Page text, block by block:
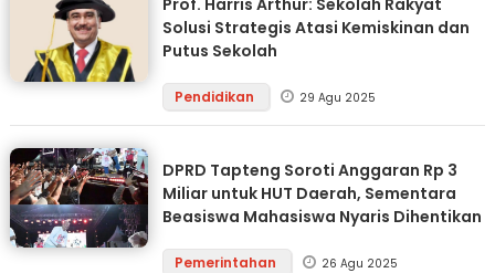
Prof. Harris Arthur: Sekolah Rakyat
Solusi Strategis Atasi Kemiskinan dan
Putus Sekolah
Pendidikan 29 Agu 2025
DPRD Tapteng Soroti Anggaran Rp 3
Miliar untuk HUT Daerah, Sementara
Beasiswa Mahasiswa Nyaris Dihentikan
Pemerintahan 26 Agu 2025